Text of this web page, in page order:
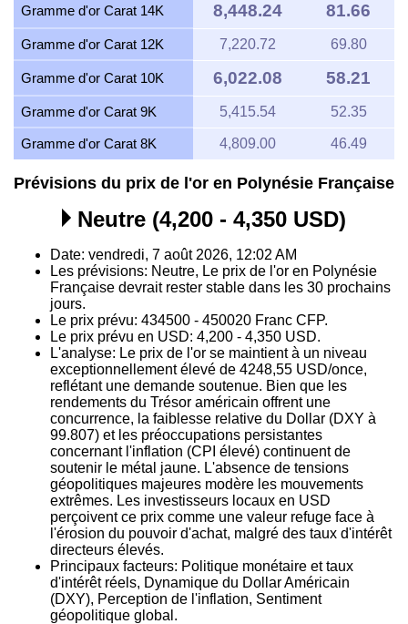
Gramme d'or Carat 14K 8,448.24 81.66
Gramme d'or Carat 12K 7,220.72 69.80
Gramme d'or Carat 10K 6,022.08 58.21
Gramme d'or Carat 9K 5,415.54 52.35
Gramme d'or Carat 8K 4,809.00 46.49
Prévisions du prix de l'or en Polynésie Française
Neutre (4,200 - 4,350 USD)
Date: vendredi, 7 août 2026, 12:02 AM
Les prévisions: Neutre, Le prix de l'or en Polynésie
Française devrait rester stable dans les 30 prochains
jours.
Le prix prévu: 434500 - 450020 Franc CFP.
Le prix prévu en USD: 4,200 - 4,350 USD.
L'analyse: Le prix de l'or se maintient à un niveau
exceptionnellement élevé de 4248,55 USD/once,
reflétant une demande soutenue. Bien que les
rendements du Trésor américain offrent une
concurrence, la faiblesse relative du Dollar (DXY à
99.807) et les préoccupations persistantes
concernant l'inflation (CPI élevé) continuent de
soutenir le métal jaune. L'absence de tensions
géopolitiques majeures modère les mouvements
extrêmes. Les investisseurs locaux en USD
perçoivent ce prix comme une valeur refuge face à
l'érosion du pouvoir d'achat, malgré des taux d'intérêt
directeurs élevés.
Principaux facteurs: Politique monétaire et taux
d'intérêt réels, Dynamique du Dollar Américain
(DXY), Perception de l'inflation, Sentiment
géopolitique global.